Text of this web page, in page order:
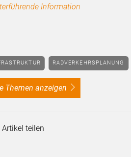
Information
RADVERKEHRSPLANUNG
Themen anzeigen
Artikel teilen